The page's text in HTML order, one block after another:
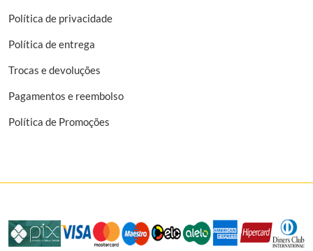
Política de privacidade
Política de entrega
Trocas e devoluções
Pagamentos e reembolso
Política de Promoções